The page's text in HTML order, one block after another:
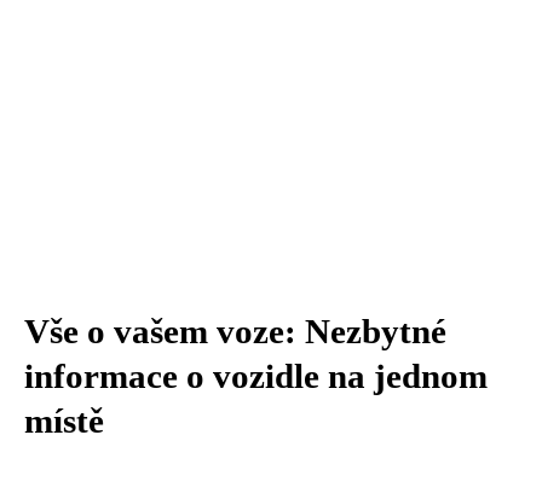
Vše o vašem voze: Nezbytné
informace o vozidle na jednom
místě